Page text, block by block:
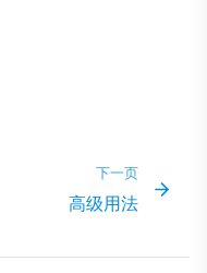
下一页
高级用法